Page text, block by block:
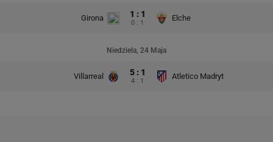
Girona 1 : 1
0 : 1
Elche
Niedziela, 24 Maja
Villarreal 5 : 1
4 : 1
Atletico Madryt